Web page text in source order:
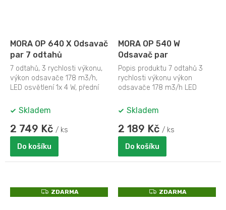
MORA OP 640 X Odsavač
par 7 odtahů
7 odtahů, 3 rychlosti výkonu,
výkon odsavače 178 m3/h,
LED osvětlení 1x 4 W, přední
levý...
Skladem
2 749 Kč / ks
Do košíku
MORA OP 540 W
Odsavač par
Popis produktu 7 odtahů 3
rychlosti výkonu výkon
odsavače 178 m3/h LED
skleněná...
Skladem
2 189 Kč / ks
Do košíku
Z
D
ZDARMA
Z
D
ZDARMA